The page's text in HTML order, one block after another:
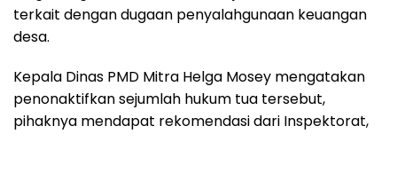
terkait dengan dugaan penyalahgunaan keuangan
desa.
Kepala Dinas PMD Mitra Helga Mosey mengatakan
penonaktifkan sejumlah hukum tua tersebut,
pihaknya mendapat rekomendasi dari Inspektorat,